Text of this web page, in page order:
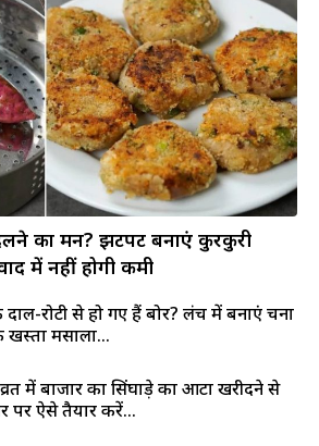
का मन? झटपट बनाएं कुरकुरी
में नहीं होगी कमी
दाल-रोटी से हो गए हैं बोर? लंच में बनाएं चना
खस्ता मसाला...
में बाजार का सिंघाड़े का आटा खरीदने से
पर ऐसे तैयार करें...